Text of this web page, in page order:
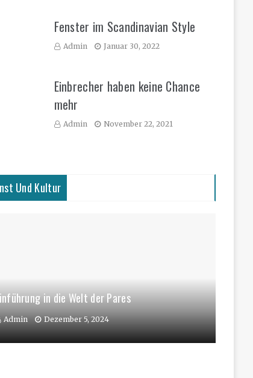
Fenster im Scandinavian Style
Admin Januar 30, 2022
Einbrecher haben keine Chance
mehr
Admin November 22, 2021
Und Kultur
in die Welt der Pares
Admin Dezember 5, 2024